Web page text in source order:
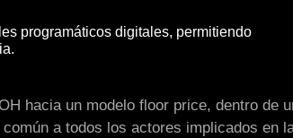
programáticos digitales, permitiendo
hacia un modelo floor price, dentro de
a todos los actores implicados en